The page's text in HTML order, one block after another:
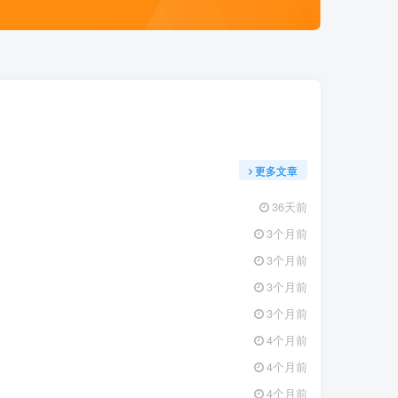
更多文章
36天前
3个月前
3个月前
3个月前
3个月前
4个月前
4个月前
4个月前